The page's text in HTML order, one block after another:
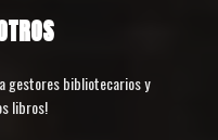
gestores bibliotecarios y
libros!